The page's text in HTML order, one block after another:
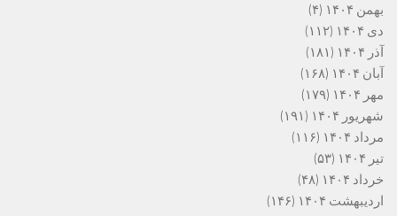
بهمن ۱۴۰۴
(۴)
دی ۱۴۰۴
(۱۱۲)
آذر ۱۴۰۴
(۱۸۱)
آبان ۱۴۰۴
(۱۶۸)
مهر ۱۴۰۴
(۱۷۹)
شهریور ۱۴۰۴
(۱۹۱)
مرداد ۱۴۰۴
(۱۱۶)
تیر ۱۴۰۴
(۵۳)
خرداد ۱۴۰۴
(۴۸)
اردیبهشت ۱۴۰۴
(۱۴۶)